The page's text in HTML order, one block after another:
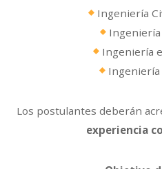
Ingeniería
Ingeniería
Ingeniería
Los postulantes deberán
experiencia